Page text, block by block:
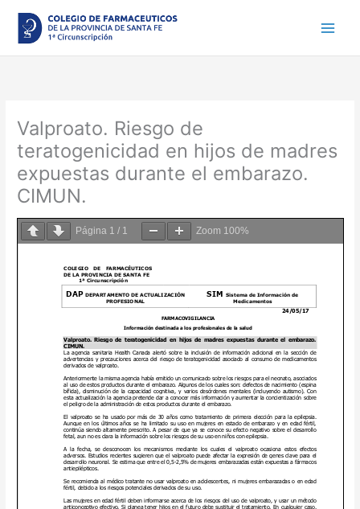
contenido
Valproato. Riesgo de
teratogenicidad en hijos de madres
expuestas durante el embarazo.
CIMUN.
Página 1 / 1 Zoom 100%